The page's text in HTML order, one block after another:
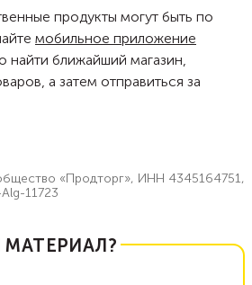
продукты могут быть по
мобильное приложение
найти ближайший магазин,
а затем отправиться за
«Продторг», ИНН 4345164751,
11723